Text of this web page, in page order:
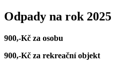
Odpady na rok 2025
900,-Kč za osobu
900,-Kč za rekreační objekt